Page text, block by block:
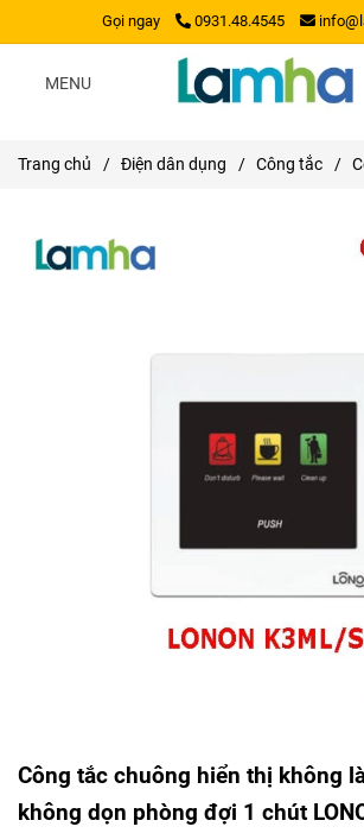
Gọi ngay 0931.48.4545
MENU
Trang chủ / Điện dân dụng / Công tắc /
Công tắc chuông hiển thị không
không dọn phòng đợi 1 chút